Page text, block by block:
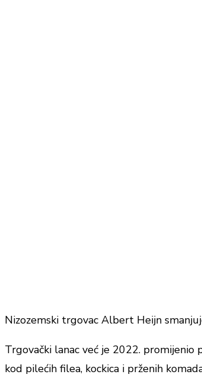
Nizozemski trgovac Albert Heijn
Trgovački lanac već je 2022.
kod pilećih filea, kockica i prženih